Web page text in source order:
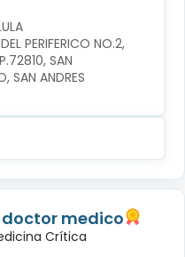
PERIFERICO NO.2,
SAN
SAN ANDRES
medico
Crítica